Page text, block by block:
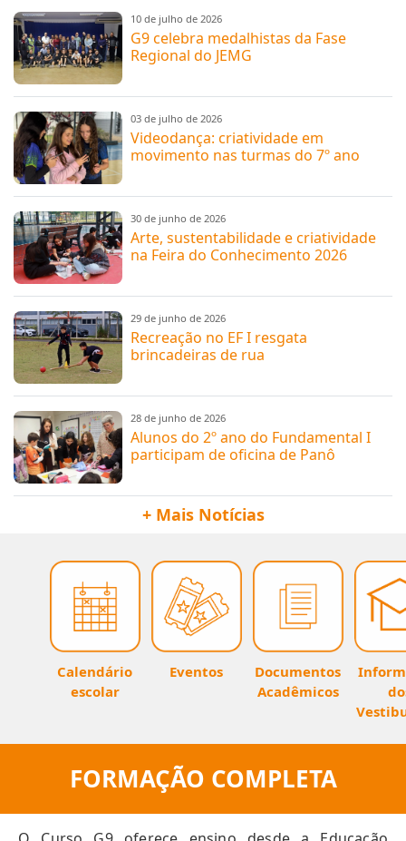
10 de julho de 2026
G9 celebra medalhistas da Fase
Regional do JEMG
03 de julho de 2026
Videodança: criatividade em
movimento nas turmas do 7º ano
30 de junho de 2026
Arte, sustentabilidade e criatividade
na Feira do Conhecimento 2026
29 de junho de 2026
Recreação no EF I resgata
brincadeiras de rua
28 de junho de 2026
Alunos do 2º ano do Fundamental I
participam de oficina de Panô
+ Mais Notícias
Calendário
escolar
Eventos
Documentos
Acadêmicos
FORMAÇÃO COMPLETA